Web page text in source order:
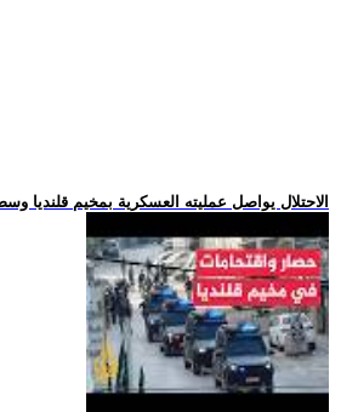
.. الاحتلال يواصل عمليته العسكرية بمخيم قلنديا